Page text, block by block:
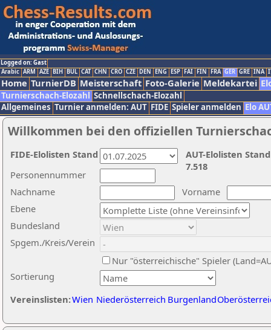
Logged on: Gast
Arabic ARM AZE BIH BUL CAT CHN CRO CZE DEN ENG ESP FAI FIN FRA GER GRE INA
Home TurnierDB Meisterschaft Foto-Galerie Meldekartei
Turnierschach-Elozahl Schnellschach-Elozahl
Allgemeines Turnier anmelden: AUT FIDE Spieler anmelden Elo
Willkommen bei den offiziellen
Nachname
Vorname
Ebene
Sortierung
Personennummer
Bundesland
Spgem./Kreis/Verein
Nur "österreichische" Spieler
Vereinslisten:Wien Niederösterreich Burgenland
AUT-Elolisten
7.518
FIDE-Elolisten Stand